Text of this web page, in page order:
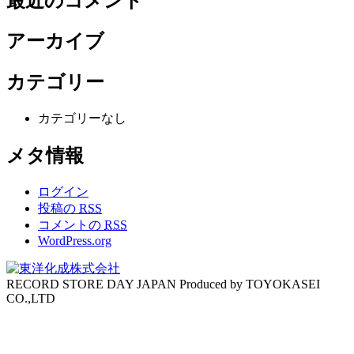
アーカイブ
カテゴリー
カテゴリーなし
メタ情報
ログイン
投稿の RSS
コメントの RSS
WordPress.org
RECORD STORE DAY JAPAN Produced by TOYOKASEI
CO.,LTD